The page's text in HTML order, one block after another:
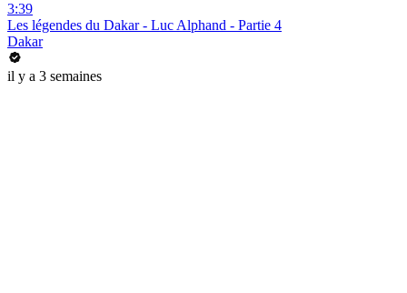
3:39
Les légendes du Dakar - Luc Alphand - Partie 4
Dakar
il y a 3 semaines